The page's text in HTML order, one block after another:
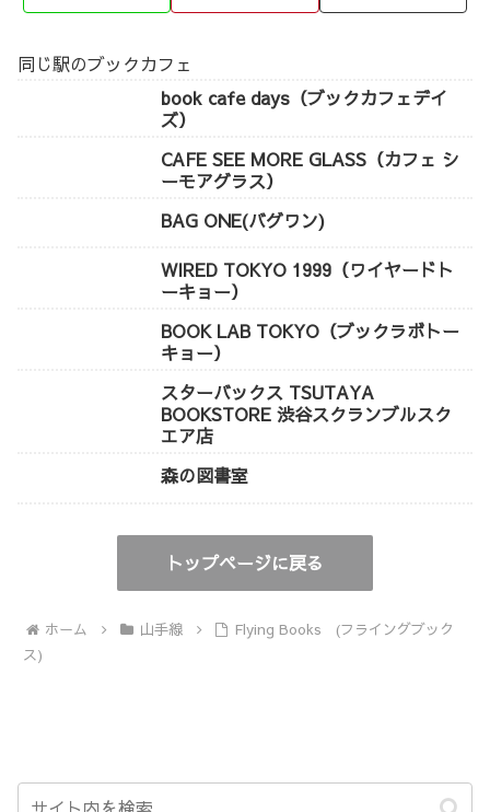
同じ駅のブックカフェ
book cafe days（ブックカフェデイ
ズ）
CAFE SEE MORE GLASS（カフェ シ
ーモアグラス）
BAG ONE(バグワン)
WIRED TOKYO 1999（ワイヤードト
ーキョー）
BOOK LAB TOKYO（ブックラボトー
キョー）
スターバックス TSUTAYA
BOOKSTORE 渋谷スクランブルスク
エア店
森の図書室
トップページに戻る
ホーム 山手線
Flying Books (フライングブック
ス)